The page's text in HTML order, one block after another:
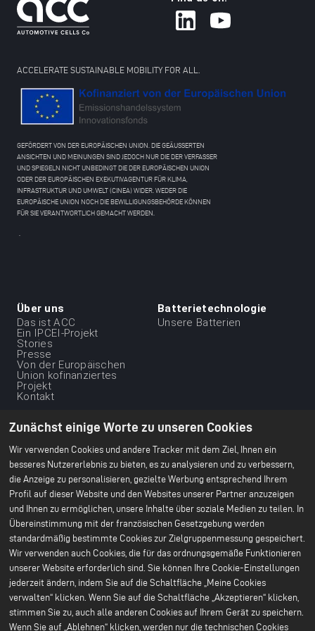
Zunächst einige Worte zu unseren Cookies
Wir verwenden Cookies und andere Tracker mit dem Ziel, Ihnen ein
besseres Nutzererlebnis zu bieten, es zu analysieren und zu verbessern,
die Anzeige zu personalisieren, gezielte Werbung entsprechend Ihrem
Profil auf dieser Website und den Websites unserer Partner anzuzeigen
und Ihnen zu ermöglichen, unsere Inhalte über soziale Medien zu teilen. In
Übereinstimmung mit der französischen Gesetzgebung werden
standardmäßig bestimmte Cookies zur Zielgruppenmessung gespeichert.
Wir verwenden auch Cookies, die für das ordnungsgemäße Funktionieren
unserer Website erforderlich sind. Sie können Ihre Cookie-Einstellungen
jederzeit ändern, indem Sie auf die Schaltfläche „Meine Cookies
verwalten“ klicken. Wenn Sie auf die Schaltfläche „Akzeptieren“ klicken,
stimmen Sie zu, auch alle anderen Cookies auf Ihrem Gerät zu speichern.
Wenn Sie auf „Ablehnen“ klicken, werden nur die technischen Cookies
ACCELERATE SUSTAINABLE MOBILITY FOR ALL.
GEFÖRDERT VON DER EUROPÄISCHEN UNION. DIE GEÄUSSERTEN
ANSICHTEN UND MEINUNGEN SIND JEDOCH NUR DIE DER VERFASSER
UND SPIEGELN NICHT UNBEDINGT DIE DER EUROPÄISCHEN UNION
ODER DER EUROPÄISCHEN EXEKUTIVAGENTUR FÜR KLIMA,
INFRASTRUKTUR UND UMWELT (CINEA) WIDER. WEDER DIE
EUROPÄISCHE UNION NOCH DIE BEWILLIGUNGSBEHÖRDE KÖNNEN
FÜR SIE VERANTWORTLICH GEMACHT WERDEN.
.
Menu
du
footer
-
1ere
Über uns
Das ist ACC
Ein IPCEI-Projekt
Stories
Presse
Von der Europäischen
Union kofinanziertes
Projekt
Kontakt
Batterietechnologie
Unsere Batterien
Dienstleistungen
Vision
Nachhaltige Lieferketten
Ethische
Geschäftsgrundlage
Umweltschutz
Unser CSR-Bericht 2024
Menu
du
footer
-
2nd
ligne
Unsere Werke
Büro Paris
Bruges F&E-Center
Nersac Pilotlinie
Billy-Berclau Douvrin
Gigafabrik
Ressourcen
Alles über Batterien
Weißbücher
Press
Pressemitteilungen
Presse & Medien
Kommen Sie zu uns
Initiativbewerbung
Kommen Sie zu uns
Stellenangebote